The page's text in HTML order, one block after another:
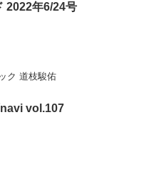
2022年6/24号
ク 道枝駿佑
navi vol.107